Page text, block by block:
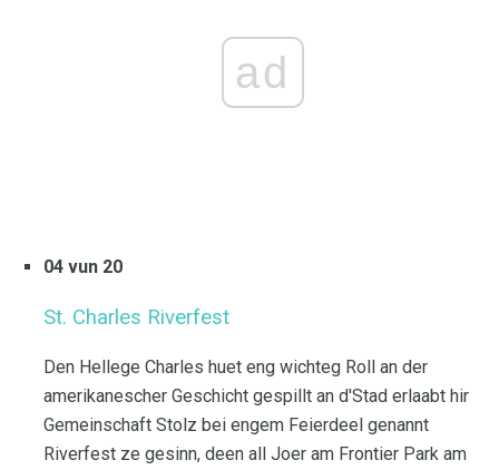
ad
04 vun 20
St. Charles Riverfest
Den Hellege Charles huet eng wichteg Roll an der
amerikanescher Geschicht gespillt an d'Stad erlaabt hir
Gemeinschaft Stolz bei engem Feierdeel genannt
Riverfest ze gesinn, deen all Joer am Frontier Park am